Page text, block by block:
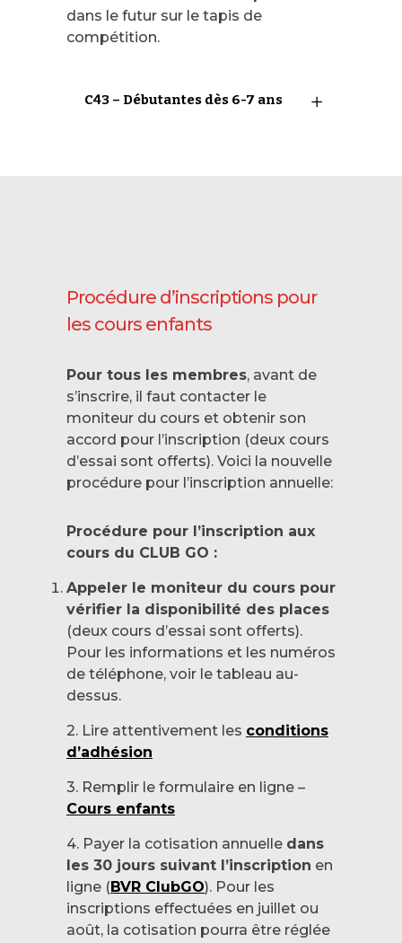
dans le futur sur le tapis de
compétition.
C43 – Débutantes dès 6-7 ans
Procédure d’inscriptions pour
les cours enfants
Pour tous les membres, avant de
s’inscrire, il faut contacter le
moniteur du cours et obtenir son
accord pour l’inscription (deux cours
d’essai sont offerts). Voici la nouvelle
procédure pour l’inscription annuelle:
Procédure pour l’inscription aux
cours du CLUB GO :
Appeler le moniteur du cours pour
vérifier la disponibilité des places
(deux cours d’essai sont offerts).
Pour les informations et les numéros
de téléphone, voir le tableau au-
dessus.
2. Lire attentivement les conditions
d’adhésion
3. Remplir le formulaire en ligne –
Cours enfants
4. Payer la cotisation annuelle dans
les 30 jours suivant l’inscription en
ligne (BVR ClubGO). Pour les
inscriptions effectuées en juillet ou
août, la cotisation pourra être réglée